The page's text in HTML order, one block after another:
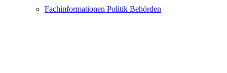
Fachinformationen Politik Behörden